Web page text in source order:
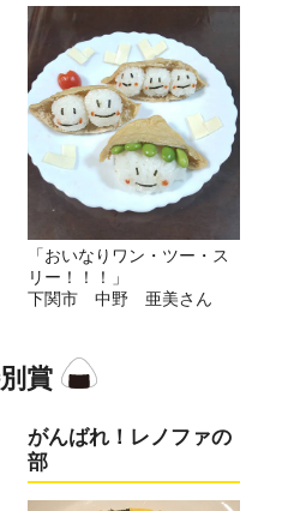
「おいなりワン・ツー・ス
リー！！！」
下関市 中野 亜美さん
賞
がんばれ！レノファの
部